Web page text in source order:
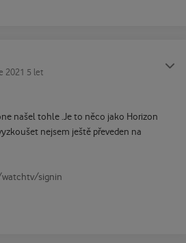
2021 5 let
našel tohle .Je to něco jako Horizon
nejsem ještě převeden na
signin